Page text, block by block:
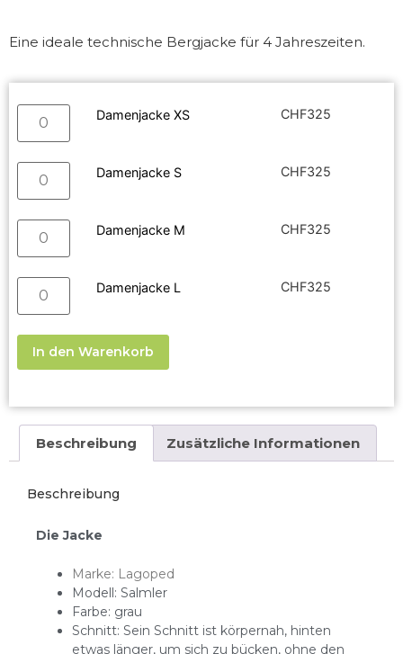
Eine ideale technische Bergjacke für 4 Jahreszeiten.
Damenjacke XS CHF325
Damenjacke S CHF325
Damenjacke M CHF325
Damenjacke L CHF325
In den Warenkorb
Beschreibung Zusätzliche Informationen
Beschreibung
Die Jacke
Marke: Lagoped
Modell: Salmler
Farbe: grau
Schnitt: Sein Schnitt ist körpernah, hinten
etwas länger, um sich zu bücken, ohne den